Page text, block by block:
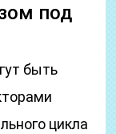
под
быть
цикла